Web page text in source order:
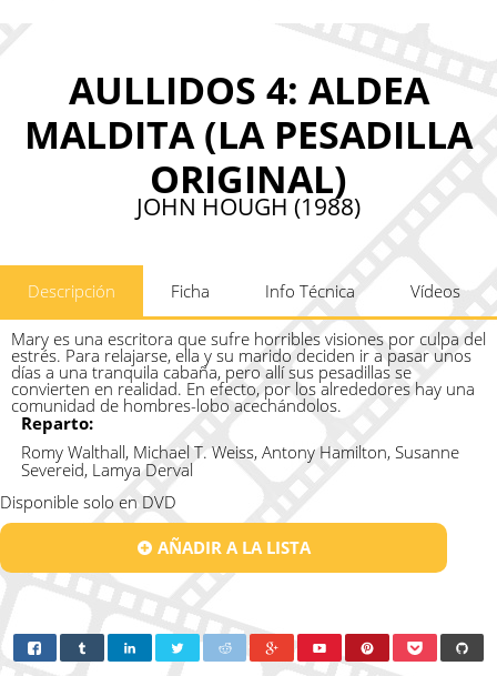
AULLIDOS 4: ALDEA
MALDITA (LA PESADILLA
ORIGINAL)
JOHN HOUGH (1988)
Descripción Ficha Info Técnica Vídeos
Mary es una escritora que sufre horribles visiones por culpa del
estrés. Para relajarse, ella y su marido deciden ir a pasar unos
días a una tranquila cabaña, pero allí sus pesadillas se
convierten en realidad. En efecto, por los alrededores hay una
comunidad de hombres-lobo acechándolos.
Reparto:
Romy Walthall, Michael T. Weiss, Antony Hamilton, Susanne
Severeid, Lamya Derval
Disponible solo en DVD
AÑADIR A LA LISTA